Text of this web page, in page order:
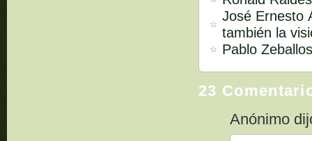
José Ernesto
también la
Pablo
23
Anónimo